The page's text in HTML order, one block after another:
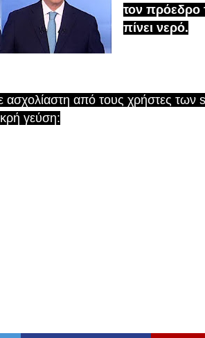
τον πρόεδρο
πίνει νερό.
ασχολίαστη από τους χρήστες
γεύση: